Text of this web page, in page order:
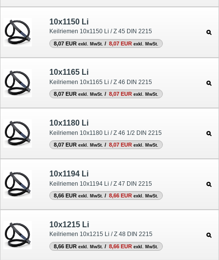
10x1150 Li
Keilriemen 10x1150 Li / Z 45 DIN 2215
8,07 EUR exkl. MwSt. / 8,07 EUR exkl. MwSt.
10x1165 Li
Keilriemen 10x1165 Li / Z 46 DIN 2215
8,07 EUR exkl. MwSt. / 8,07 EUR exkl. MwSt.
10x1180 Li
Keilriemen 10x1180 Li / Z 46 1/2 DIN 2215
8,07 EUR exkl. MwSt. / 8,07 EUR exkl. MwSt.
10x1194 Li
Keilriemen 10x1194 Li / Z 47 DIN 2215
8,66 EUR exkl. MwSt. / 8,66 EUR exkl. MwSt.
10x1215 Li
Keilriemen 10x1215 Li / Z 48 DIN 2215
8,66 EUR exkl. MwSt. / 8,66 EUR exkl. MwSt.